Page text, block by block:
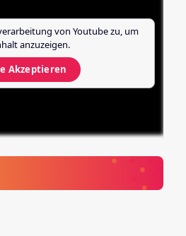
von Youtubezu, um
anzuzeigen.
Akzeptieren